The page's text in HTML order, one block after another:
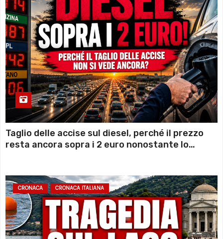
Taglio delle accise sul diesel, perché il prezzo
resta ancora sopra i 2 euro nonostante lo
CRONACA CRONACA ITALIANA